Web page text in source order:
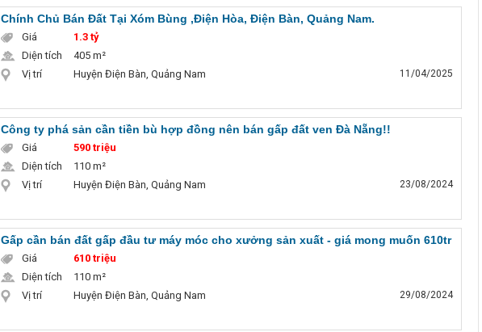
Chính Chủ Bán Đất Tại Xóm Bùng ,Điện Hòa, Điện Bàn, Quảng Nam.
Giá
1.3 tỷ
Diện tích
405 m²
Vị trí
Huyện Điện Bàn, Quảng Nam 11/04/2025
Công ty phá sản cần tiền bù hợp đồng nên bán gấp đất ven Đà Nẵng!!
Giá
590 triệu
Diện tích
110 m²
Vị trí
Huyện Điện Bàn, Quảng Nam 23/08/2024
Gấp cần bán đất gấp đầu tư máy móc cho xưởng sản xuất - giá mong muốn 610tr
Giá
610 triệu
Diện tích
110 m²
Vị trí
Huyện Điện Bàn, Quảng Nam 29/08/2024